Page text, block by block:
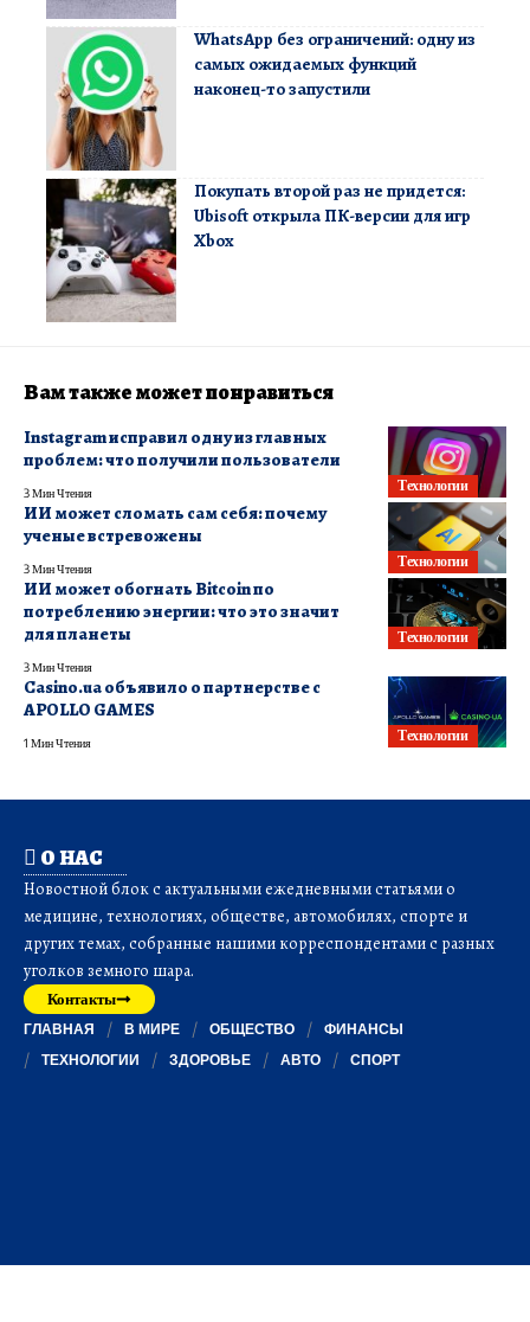
WhatsApp без ограничений: одну из
самых ожидаемых функций
наконец-то запустили
Покупать второй раз не придется:
Ubisoft открыла ПК-версии для игр
Xbox
Вам также может понравиться
Технологии
Instagram исправил одну из главных
проблем: что получили пользователи
3 Мин Чтения
Технологии
ИИ может сломать сам себя: почему
ученые встревожены
3 Мин Чтения
Технологии
ИИ может обогнать Bitcoin по
потреблению энергии: что это значит
для планеты
3 Мин Чтения
Технологии
Casino.ua объявило о партнерстве с
APOLLO GAMES
1 Мин Чтения
О НАС
Новостной блок с актуальными ежедневными статьями о
медицине, технологиях, обществе, автомобилях, спорте и
других темах, собранные нашими корреспондентами с разных
уголков земного шара.
Контакты
ГЛАВНАЯ В МИРЕ ОБЩЕСТВО
ФИНАНСЫ
ТЕХНОЛОГИИ
ЗДОРОВЬЕ АВТО СПОРТ